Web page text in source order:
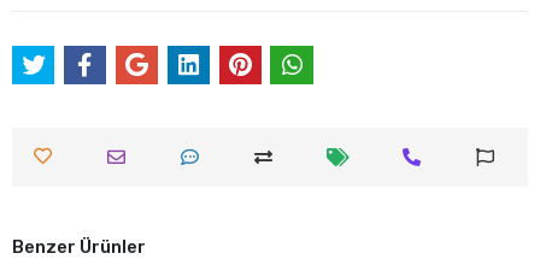
Benzer Ürünler